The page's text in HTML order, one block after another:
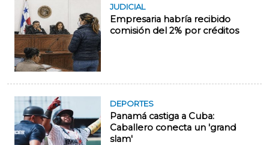
JUDICIAL
Empresaria habría recibido
comisión del 2% por créditos
DEPORTES
Panamá castiga a Cuba:
Caballero conecta un 'grand
slam'